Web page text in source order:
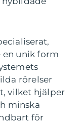
unik form
rörelser
vilket hjälper
minska
för